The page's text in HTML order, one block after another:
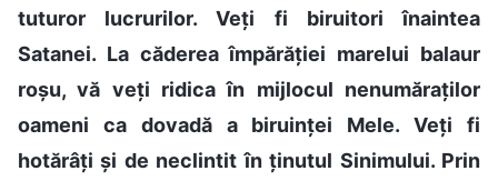
tuturor lucrurilor. Veți fi biruitori înaintea
Satanei. La căderea împărăției marelui balaur
roșu, vă veți ridica în mijlocul nenumăraților
oameni ca dovadă a biruinței Mele. Veți fi
hotărâți și de neclintit în ținutul Sinimului. Prin